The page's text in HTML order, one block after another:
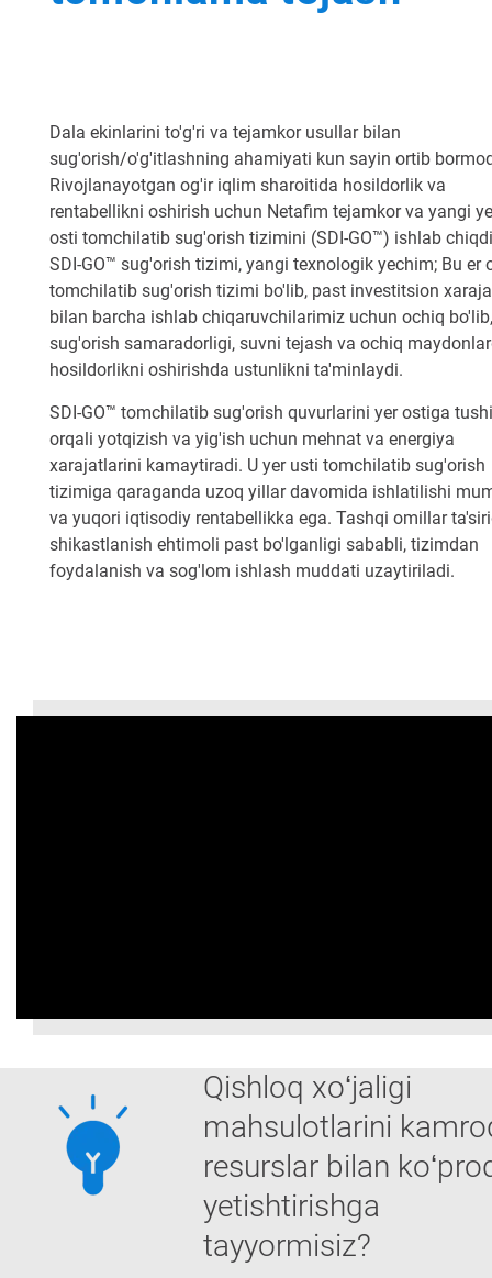
Dala ekinlarini to'g'ri va tejamkor usullar bilan
sug'orish/o'g'itlashning ahamiyati kun sayin ortib
Rivojlanayotgan og'ir iqlim sharoitida hosildorlik va
rentabellikni oshirish uchun Netafim tejamkor va yangi
osti tomchilatib sug'orish tizimini (SDI-GO™) ishlab
SDI-GO™ sug'orish tizimi, yangi texnologik yechim; Bu er
tomchilatib sug'orish tizimi bo'lib, past investitsion
bilan barcha ishlab chiqaruvchilarimiz uchun ochiq bo'lib,
sug'orish samaradorligi, suvni tejash va ochiq
hosildorlikni oshirishda ustunlikni ta'minlaydi.
SDI-GO™ tomchilatib sug'orish quvurlarini yer ostiga
orqali yotqizish va yig'ish uchun mehnat va energiya
xarajatlarini kamaytiradi. U yer usti tomchilatib sug'orish
tizimiga qaraganda uzoq yillar davomida ishlatilishi
va yuqori iqtisodiy rentabellikka ega. Tashqi omillar
shikastlanish ehtimoli past bo'lganligi sababli, tizimdan
foydalanish va sog'lom ishlash muddati uzaytiriladi.
Qishloq xoʻjaligi
mahsulotlarini
resurslar bilan
yetishtirishga
tayyormisiz?